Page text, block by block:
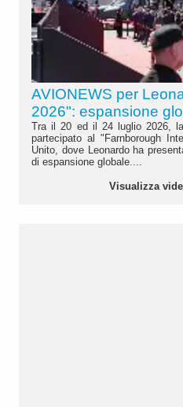
AVIONEWS per
2026": espansione
Tra il 20 ed il 24 luglio 2026,
partecipato al "Farnborough
Unito, dove Leonardo ha
di espansione globale....
Visualizza